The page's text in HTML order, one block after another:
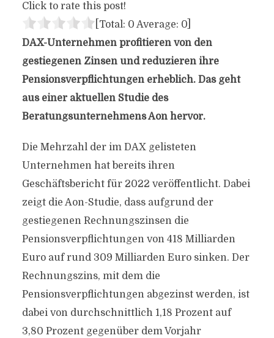
Click to rate this post!
[Total: 0 Average: 0]
DAX-Unternehmen profitieren von den
gestiegenen Zinsen und reduzieren ihre
Pensionsverpflichtungen erheblich. Das geht
aus einer aktuellen Studie des
Beratungsunternehmens Aon hervor.
Die Mehrzahl der im DAX gelisteten
Unternehmen hat bereits ihren
Geschäftsbericht für 2022 veröffentlicht. Dabei
zeigt die Aon-Studie, dass aufgrund der
gestiegenen Rechnungszinsen die
Pensionsverpflichtungen von 418 Milliarden
Euro auf rund 309 Milliarden Euro sinken. Der
Rechnungszins, mit dem die
Pensionsverpflichtungen abgezinst werden, ist
dabei von durchschnittlich 1,18 Prozent auf
3,80 Prozent gegenüber dem Vorjahr